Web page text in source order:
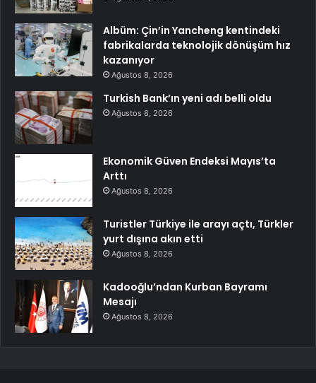
Albüm: Çin’in Yancheng kentindeki
fabrikalarda teknolojik dönüşüm hız
kazanıyor
Ağustos 8, 2026
Turkish Bank’ın yeni adı belli oldu
Ağustos 8, 2026
Ekonomik Güven Endeksi Mayıs’ta
Arttı
Ağustos 8, 2026
Turistler Türkiye ile arayı açtı, Türkler
yurt dışına akın etti
Ağustos 8, 2026
Kadooğlu’ndan Kurban Bayramı
Mesajı
Ağustos 8, 2026